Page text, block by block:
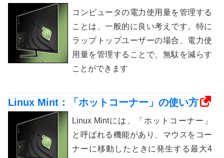
コンピュータの電力使用量を管理する
ことは、一般的に良い考えです。特に
ラップトップユーザーの場合、電力使
用量を管理することで、無駄を減らす
ことができます
Linux Mint：「ホットコーナー」の使い方
Linux Mintには、「ホットコーナー」
と呼ばれる機能があり、マウスをコー
ナーに移動したときに発生する最大4